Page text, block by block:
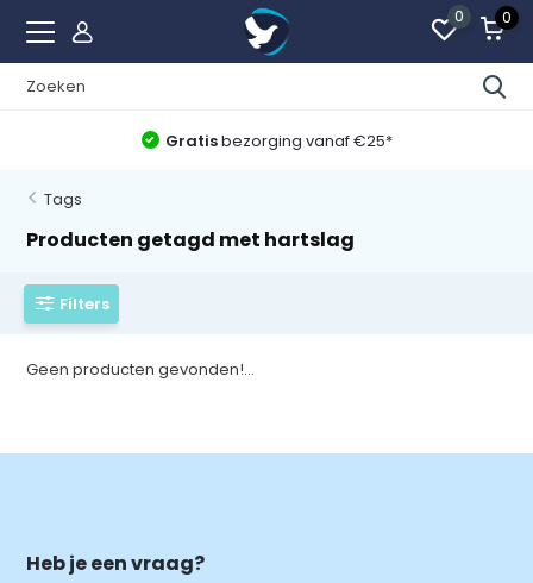
0 0
Gratisbezorging vanaf €25*
Tags
Producten getagd met hartslag
Filters
Geen producten gevonden!...
Heb je een vraag?